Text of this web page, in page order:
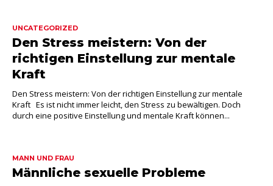
UNCATEGORIZED
Den Stress meistern: Von der
richtigen Einstellung zur mentale
Kraft
Den Stress meistern: Von der richtigen Einstellung zur mentale
Kraft Es ist nicht immer leicht, den Stress zu bewältigen. Doch
durch eine positive Einstellung und mentale Kraft können...
MANN UND FRAU
Männliche sexuelle Probleme